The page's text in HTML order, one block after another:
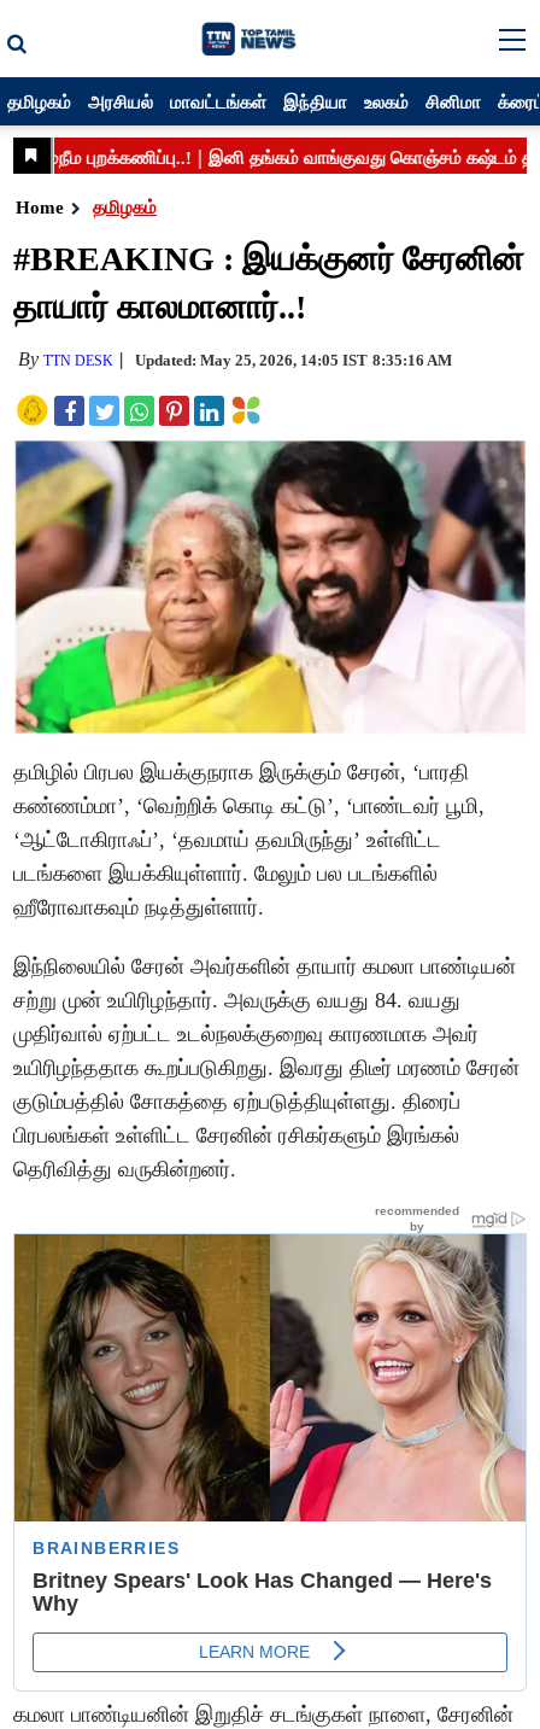
தமிழகம் அரசியல் மாவட்டங்கள் இந்தியா உலகம் சினிமா
Home தமிழகம்
#BREAKING : இயக்குனர் சேரனின்
தாயார் காலமானார்..!
ByTTN DESK Updated: May 25, 2026, 14:05 IST 8:35:16 AM
தமிழில் பிரபல இயக்குநராக இருக்கும் சேரன், ‘பாரதி
கண்ணம்மா’, ‘வெற்றிக் கொடி கட்டு’, ‘பாண்டவர் பூமி,
‘ஆட்டோகிராஃப்’, ‘தவமாய் தவமிருந்து’ உள்ளிட்ட
படங்களை இயக்கியுள்ளார். மேலும் பல படங்களில்
ஹீரோவாகவும் நடித்துள்ளார்.
இந்நிலையில் சேரன் அவர்களின் தாயார் கமலா பாண்டியன்
சற்று முன் உயிரிழந்தார். அவருக்கு வயது 84. வயது
முதிர்வால் ஏற்பட்ட உடல்நலக்குறைவு காரணமாக அவர்
உயிரிழந்ததாக கூறப்படுகிறது. இவரது திடீர் மரணம் சேரன்
குடும்பத்தில் சோகத்தை ஏற்படுத்தியுள்ளது. திரைப்
பிரபலங்கள் உள்ளிட்ட சேரனின் ரசிகர்களும் இரங்கல்
தெரிவித்து வருகின்றனர்.
கமலா பாண்டியனின் இறுதிச் சடங்குகள் நாளை, சேரனின்